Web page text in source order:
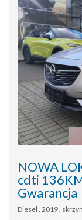
NOWA
cdti
Gwarancja
Diesel , 2019 ,